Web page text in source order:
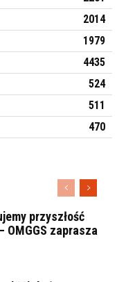
2014
1979
4435
524
511
470
przyszłość
OMGGS zaprasza